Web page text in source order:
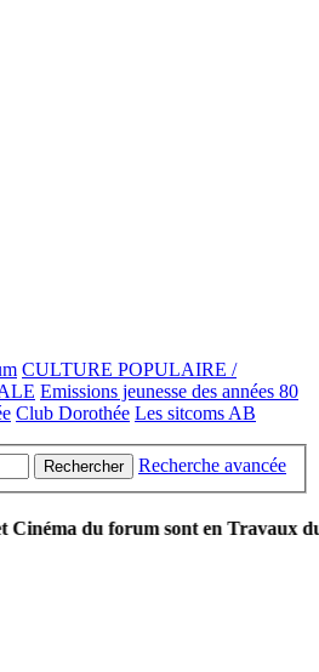
CULTURE POPULAIRE /
Emissions jeunesse des années 80
Club Dorothée Les sitcoms AB
Rechercher Recherche avancée
forum sont en Travaux durant